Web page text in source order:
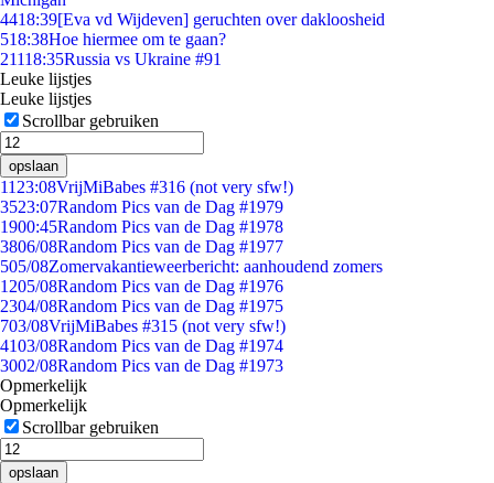
4418:39[Eva vd Wijdeven] geruchten over dakloosheid
518:38Hoe hiermee om te gaan?
21118:35Russia vs Ukraine #91
Leuke lijstjes
Leuke lijstjes
Scrollbar gebruiken
opslaan
11 23:08VrijMiBabes #316 (not very sfw!)
3523:07Random Pics van de Dag #1979
1900:45Random Pics van de Dag #1978
3806/08Random Pics van de Dag #1977
505/08Zomervakantieweerbericht: aanhoudend zomers
1205/08Random Pics van de Dag #1976
2304/08Random Pics van de Dag #1975
703/08VrijMiBabes #315 (not very sfw!)
4103/08Random Pics van de Dag #1974
3002/08Random Pics van de Dag #1973
Opmerkelijk
Opmerkelijk
Scrollbar gebruiken
opslaan